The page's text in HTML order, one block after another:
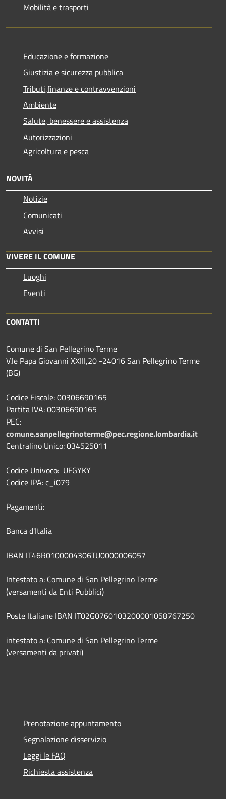
Mobilità e trasporti
Educazione e formazione
Giustizia e sicurezza pubblica
Tributi,finanze e contravvenzioni
Ambiente
Salute, benessere e assistenza
Autorizzazioni
Agricoltura e pesca
NOVITÀ
Notizie
Comunicati
Avvisi
VIVERE IL COMUNE
Luoghi
Eventi
CONTATTI
Comune di San Pellegrino Terme
V.le Papa Giovanni XXIII,20 -24016 San Pellegrino Terme
(BG)
Codice Fiscale: 00306690165
Partita IVA: 00306690165
PEC:
comune.sanpellegrinoterme@pec.regione.lombardia.it
Centralino Unico: 034525011
Codice Univoco: UFGYKY
Codice IPA: c_i079
Pagamenti:
Banca d'Italia
IBAN IT46R0100004306TU0000006057
Intestato a: Comune di San Pellegrino Terme
(versamenti da Enti Pubblici)
Poste Italiane IBAN IT02G0760103200001058767250
intestato a: Comune di San Pellegrino Terme
(versamenti da privati)
Prenotazione appuntamento
Segnalazione disservizio
Leggi le FAQ
Richiesta assistenza